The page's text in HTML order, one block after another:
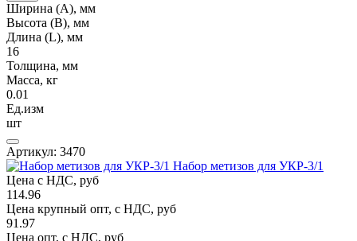
Ширина (А), мм
Высота (В), мм
Длина (L), мм
16
Толщина, мм
Масса, кг
0.01
Ед.изм
шт
Артикул: 3470
Набор метизов для УКР-3/1
Цена с НДС, руб
114.96
Цена крупный опт, с НДС, руб
91.97
Цена опт, с НДС, руб